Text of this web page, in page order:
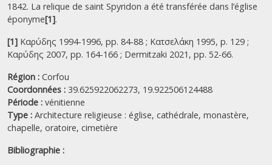
1842. La relique de saint Spyridon a été transférée dans l’église
éponyme[1].
[1] Καρύδης 1994-1996, pp. 84-88 ; Κατσελάκη 1995, p. 129 ;
Καρύδης 2007, pp. 164-166 ; Dermitzaki 2021, pp. 52-66.
Région : Corfou
Coordonnées : 39.625922062273, 19.922506124488
Période : vénitienne
Type : Architecture religieuse : église, cathédrale, monastère,
chapelle, oratoire, cimetière
Bibliographie :